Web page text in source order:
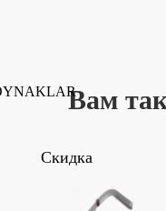
Вам
Скидка